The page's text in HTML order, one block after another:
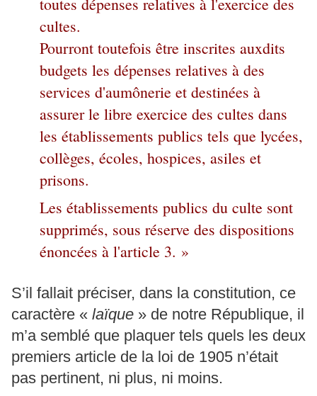
cultes.
Pourront toutefois être inscrites auxdits
budgets les dépenses relatives à des
services d'aumônerie et destinées à
assurer le libre exercice des cultes dans
les établissements publics tels que lycées,
collèges, écoles, hospices, asiles et
prisons.
Les établissements publics du culte sont
supprimés, sous réserve des dispositions
énoncées à l'article 3. »
S’il fallait préciser, dans la constitution, ce
caractère « laïque » de notre République, il
m’a semblé que plaquer tels quels les deux
premiers article de la loi de 1905 n’était
pas pertinent, ni plus, ni moins.